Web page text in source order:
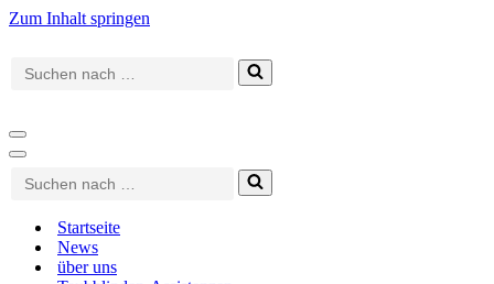
Zum Inhalt springen
Suchen
nach …
Navigationsmenü
Navigationsmenü
Suchen
nach …
Startseite
News
über uns